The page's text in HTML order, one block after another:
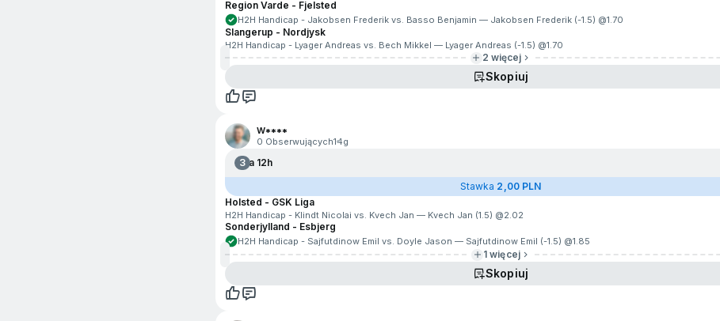
Region Varde - Fjelsted
H2H Handicap - Jakobsen Frederik vs. Basso Benjamin — Jakobsen Frederik (-1.5) @1.70
Slangerup - Nordjysk
H2H Handicap - Lyager Andreas vs. Bech Mikkel — Lyager Andreas (-1.5) @1.70
2 więcej
Skopiuj
W****
0 Obserwujących14g
3Za 12h
Stawka 2,00 PLN
Holsted - GSK Liga
H2H Handicap - Klindt Nicolai vs. Kvech Jan — Kvech Jan (1.5) @2.02
Sonderjylland - Esbjerg
H2H Handicap - Sajfutdinow Emil vs. Doyle Jason — Sajfutdinow Emil (-1.5) @1.85
1 więcej
Skopiuj